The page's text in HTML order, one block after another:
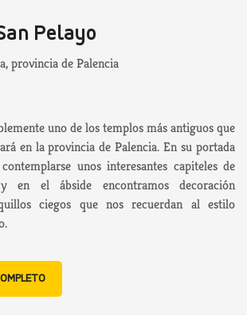
Pelayo
provincia de Palencia
uno de los templos más antiguos que
en la provincia de Palencia. En su portada
unos interesantes capiteles de
en el ábside encontramos decoración
ciegos que nos recuerdan al estilo